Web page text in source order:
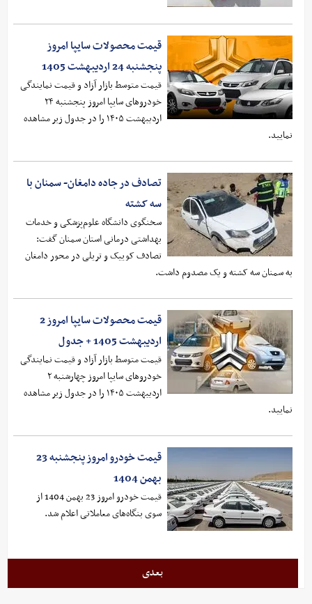
قیمت محصولات سایپا امروز
پنجشنبه 24 اردیبهشت 1405
قیمت متوسط بازار آزاد و قیمت نمایندگی
خودرو‌های سایپا امروز پنجشنبه ۲۴
اردیبهشت ۱۴۰۵ را در جدول زیر مشاهده
نمایید.
تصادف در جاده دامغان- سمنان با
سه کشته
سخنگوی دانشگاه علوم‌پزشکی و خدمات
بهداشتی درمانی استان سمنان گفت:
تصادف کوییک و تریلی در محور دامغان
به سمنان سه کشته و یک مصدوم داشت.
قیمت محصولات سایپا امروز 2
اردیبهشت 1405 + جدول
قیمت متوسط بازار آزاد و قیمت نمایندگی
خودرو‌های سایپا امروز چهارشنبه ۲
اردیبهشت ۱۴۰۵ را در جدول زیر مشاهده
نمایید.
قیمت خودرو امروز پنجشنبه 23
بهمن 1404
قیمت خودرو امروز 23 بهمن 1404 از
سوی بنگاه‌های معاملاتی اعلام شد.
بعدی